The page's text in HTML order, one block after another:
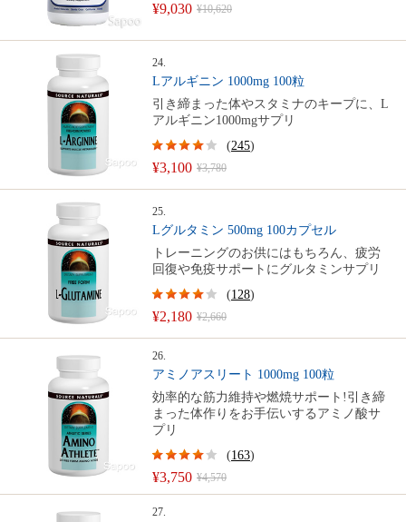
¥9,030 ¥10,620
24.
Lアルギニン 1000mg 100粒
引き締まった体やスタミナのキープに、L
アルギニン1000mgサプリ
¥3,100 ¥3,780
(245)
25.
Lグルタミン 500mg 100カプセル
トレーニングのお供にはもちろん、疲労
回復や免疫サポートにグルタミンサプリ
¥2,180 ¥2,660
(128)
26.
アミノアスリート 1000mg 100粒
効率的な筋力維持や燃焼サポート!引き締
まった体作りをお手伝いするアミノ酸サ
プリ
¥3,750 ¥4,570
(163)
27.